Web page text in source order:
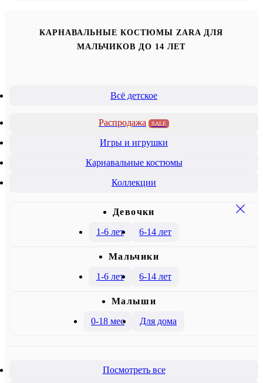
КАРНАВАЛЬНЫЕ КОСТЮМЫ ZARA ДЛЯ
МАЛЬЧИКОВ ДО 14 ЛЕТ
Всё детское
Распродажа SALE
Игры и игрушки
Карнавальные костюмы
Коллекции
Девочки
1-6 лет
6-14 лет
Mальчики
1-6 лет
6-14 лет
Малыши
0-18 мес
Для дома
Посмотреть все